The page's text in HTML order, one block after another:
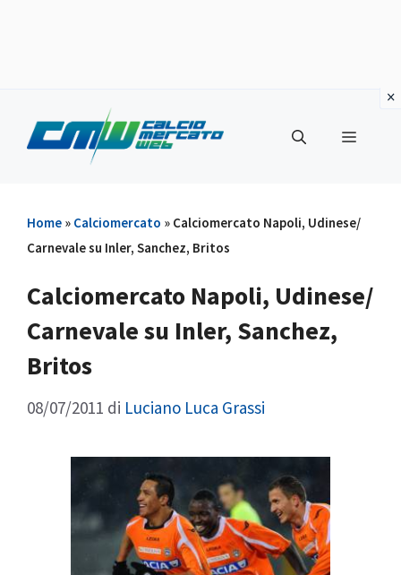
contenuto
Menu
Home » Calciomercato » Calciomercato Napoli, Udinese/
Carnevale su Inler, Sanchez, Britos
Calciomercato Napoli, Udinese/
Carnevale su Inler, Sanchez,
Britos
08/07/2011 di Luciano Luca Grassi